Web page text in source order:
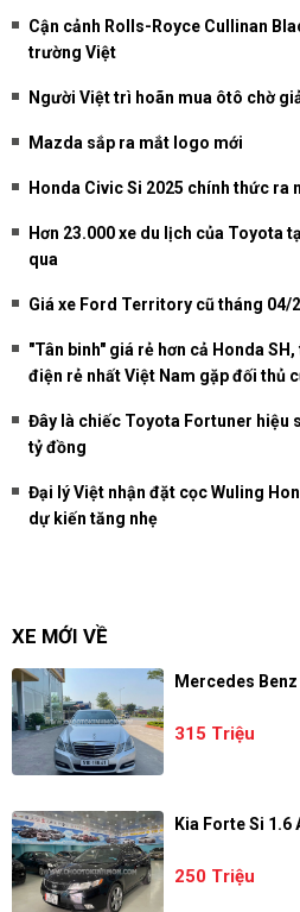
Cận cảnh Rolls-Royce Cullinan
trường Việt
Người Việt trì hoãn mua ôtô chờ
Mazda sắp ra mắt logo mới
Honda Civic Si 2025 chính thức ra
Hơn 23.000 xe du lịch của Toyota
qua
Giá xe Ford Territory cũ tháng 04/
"Tân binh" giá rẻ hơn cả Honda
điện rẻ nhất Việt Nam gặp đối thủ
Đây là chiếc Toyota Fortuner hiệu
tỷ đồng
Đại lý Việt nhận đặt cọc Wuling
dự kiến tăng nhẹ
XE MỚI VỀ
Mercedes Benz
315 Triệu
Kia Forte Si 1.6
250 Triệu